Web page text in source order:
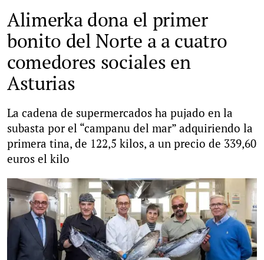
Alimerka dona el primer
bonito del Norte a a cuatro
comedores sociales en
Asturias
La cadena de supermercados ha pujado en la
subasta por el “campanu del mar” adquiriendo la
primera tina, de 122,5 kilos, a un precio de 339,60
euros el kilo